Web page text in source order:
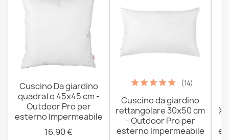
Cuscino Da giardino
quadrato 45x45 cm -
Outdoor Pro per
esterno Impermeabile
16,90 €
(14)
Cuscino da giardino
rettangolare 30x50 cm
- Outdoor Pro per
esterno Impermeabile